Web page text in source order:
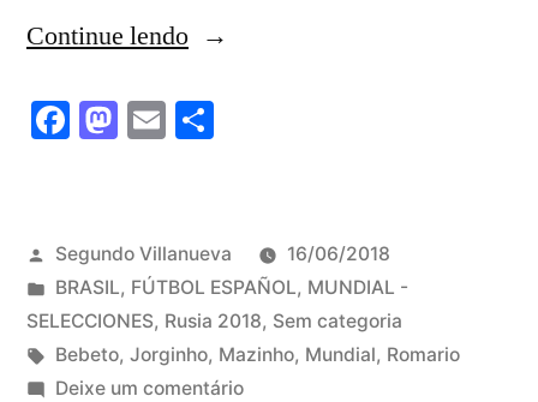
Continue lendo“Brasil
contra
Facebook
Mastodon
Email
Publicado
por
Segundo Villanueva
16/06/2018
Publicado
em
BRASIL, FÚTBOL ESPAÑOL, MUNDIAL -
SELECCIONES, Rusia 2018, Sem categoria
Tags:
Bebeto, Jorginho, Mazinho, Mundial, Romario
Deixe um comentárioem